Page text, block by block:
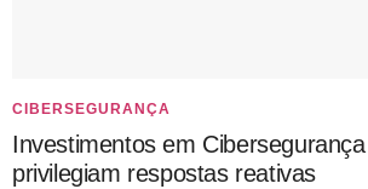
CIBERSEGURANÇA
Investimentos em
privilegiam respostas reativas